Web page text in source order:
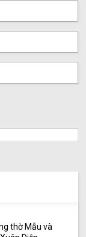
thờ Mẫu và